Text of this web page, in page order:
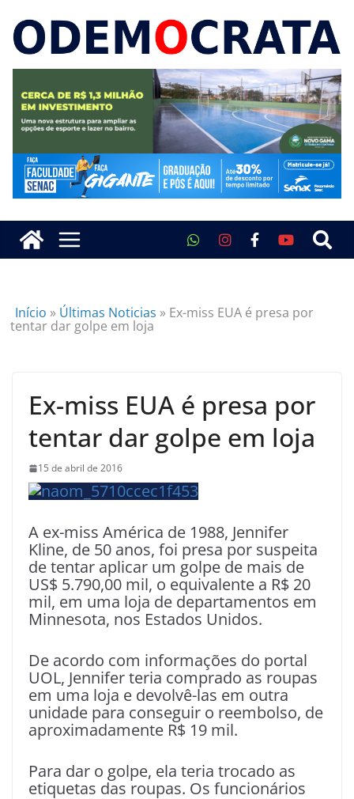
Início » Últimas Noticias » Ex-miss EUA é presa por
tentar dar golpe em loja
Ex-miss EUA é presa por
tentar dar golpe em loja
15 de abril de 2016
A ex-miss América de 1988, Jennifer
Kline, de 50 anos, foi presa por suspeita
de tentar aplicar um golpe de mais de
US$ 5.790,00 mil, o equivalente a R$ 20
mil, em uma loja de departamentos em
Minnesota, nos Estados Unidos.
De acordo com informações do portal
UOL, Jennifer teria comprado as roupas
em uma loja e devolvê-las em outra
unidade para conseguir o reembolso, de
aproximadamente R$ 19 mil.
Para dar o golpe, ela teria trocado as
etiquetas das roupas. Os funcionários